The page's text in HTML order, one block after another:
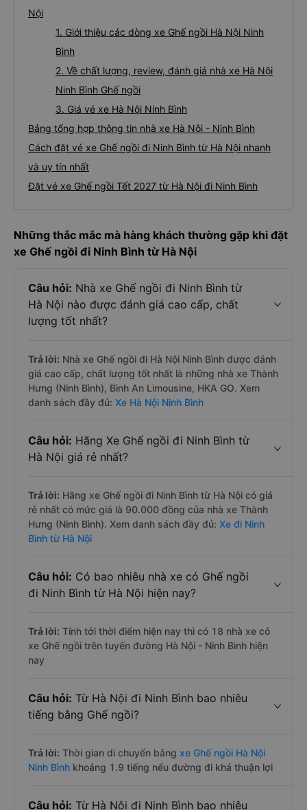
Nội
1. Giới thiệu các dòng xe Ghế ngồi Hà Nội Ninh
Bình
2. Về chất lượng, review, đánh giá nhà xe Hà Nội
Ninh Bình Ghế ngồi
3. Giá vé xe Hà Nội Ninh Bình
Bảng tổng hợp thông tin nhà xe Hà Nội - Ninh Bình
Cách đặt vé xe Ghế ngồi đi Ninh Bình từ Hà Nội nhanh
và uy tín nhất
Đặt vé xe Ghế ngồi Tết 2027 từ Hà Nội đi Ninh Bình
Những thắc mắc mà hàng khách thường gặp khi đặt
xe Ghế ngồi đi Ninh Bình từ Hà Nội
Câu hỏi: Nhà xe Ghế ngồi đi Ninh Bình từ
Hà Nội nào được đánh giá cao cấp, chất
lượng tốt nhất?
Trả lời: Nhà xe Ghế ngồi đi Hà Nội Ninh Bình được đánh
giá cao cấp, chất lượng tốt nhất là những nhà xe Thành
Hưng (Ninh Bình), Bình An Limousine, HKA GO. Xem
danh sách đầy đủ: Xe Hà Nội Ninh Bình
Câu hỏi: Hãng Xe Ghế ngồi đi Ninh Bình từ
Hà Nội giá rẻ nhất?
Trả lời: Hãng xe Ghế ngồi đi Ninh Bình từ Hà Nội có giá
rẻ nhất có mức giá là 90.000 đồng của nhà xe Thành
Hưng (Ninh Bình). Xem danh sách đầy đủ: Xe đi Ninh
Bình từ Hà Nội
Câu hỏi: Có bao nhiêu nhà xe có Ghế ngồi
đi Ninh Bình từ Hà Nội hiện nay?
Trả lời: Tính tới thời điểm hiện nay thì có 18 nhà xe có
xe Ghế ngồi trên tuyến đường Hà Nội - Ninh Bình hiện
nay
Câu hỏi: Từ Hà Nội đi Ninh Bình bao nhiêu
tiếng bằng Ghế ngồi?
Trả lời: Thời gian di chuyển bằng xe Ghế ngồi Hà Nội
Ninh Bình khoảng 1.9 tiếng nếu đường đi khá thuận lợi
Câu hỏi: Từ Hà Nội đi Ninh Bình bao nhiêu